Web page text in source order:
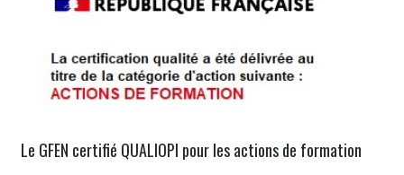
Le GFEN certifié QUALIOPI pour les actions de formation